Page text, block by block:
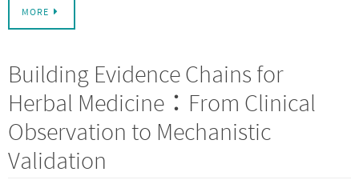
MORE
Building Evidence Chains for
Herbal Medicine：From Clinical
Observation to Mechanistic
Validation